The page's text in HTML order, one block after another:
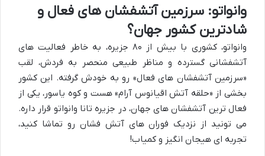
وانواتو: سرزمین آتشفشان های فعال و
شادترین کشور جهان؟
وانواتو، کشوری با بیش از ۸۰ جزیره، به خاطر فعالیت های
آتشفشانی گسترده و مناظر طبیعی منحصر به فردش، لقب
«سرزمین آتشفشان های فعال» رو به خودش گرفته. این کشور
بخشی از «حلقه آتش اقیانوس آرام» هست و کوه یاسور، یکی از
فعال ترین آتشفشان های جهان، در جزیره تانا وانواتو قرار داره.
می تونید از نزدیک فوران های آتش فشان رو تماشا کنید،
تجربه ای هیجان انگیز و کمیاب!